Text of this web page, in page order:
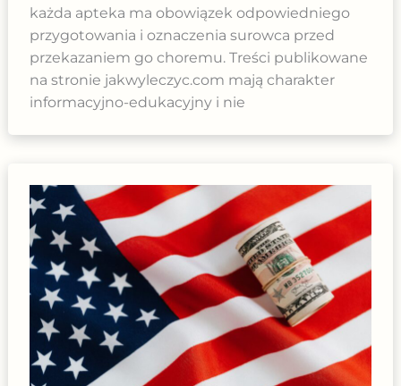
każda apteka ma obowiązek odpowiedniego
przygotowania i oznaczenia surowca przed
przekazaniem go choremu. Treści publikowane
na stronie jakwyleczyc.com mają charakter
informacyjno-edukacyjny i nie